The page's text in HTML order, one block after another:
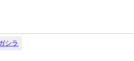
シラ